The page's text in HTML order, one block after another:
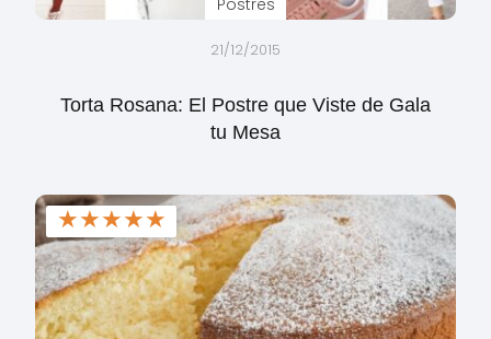
Postres
21/12/2015
Torta Rosana: El Postre que Viste de Gala
tu Mesa
★★★★★